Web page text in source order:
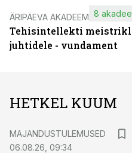
ÄRIPÄEVA AKADEEMIA
Tehisintellekti
juhtidele - vundament
8
HETKEL KUUM
MAJANDUSTULEMUSED
06.08.26, 09:34